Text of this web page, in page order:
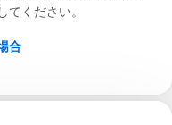
ください。
合